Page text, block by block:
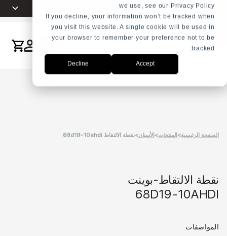
we use, see our Privacy Policy
If you decline, your information won’t be tracked when
you visit this website. A single cookie will be used in
your browser to remember your preference not to be
tracked.
Accept
Decline
+31 23 5278282
English
Español
الصفحة الرئيسية> المنتجات> الأسنان>نقطة الالتقاط 68d19-10ahdi
نقطة الالتقاط-بوينت
68D19-10AHDI
المواصفات